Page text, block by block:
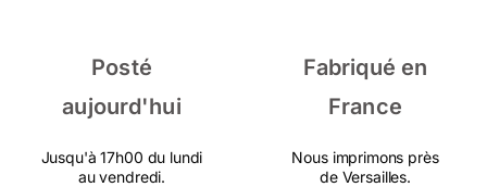
Posté
aujourd'hui
Jusqu'à 17h00 du lundi
au vendredi.
Fabriqué en
France
Nous imprimons près
de Versailles.